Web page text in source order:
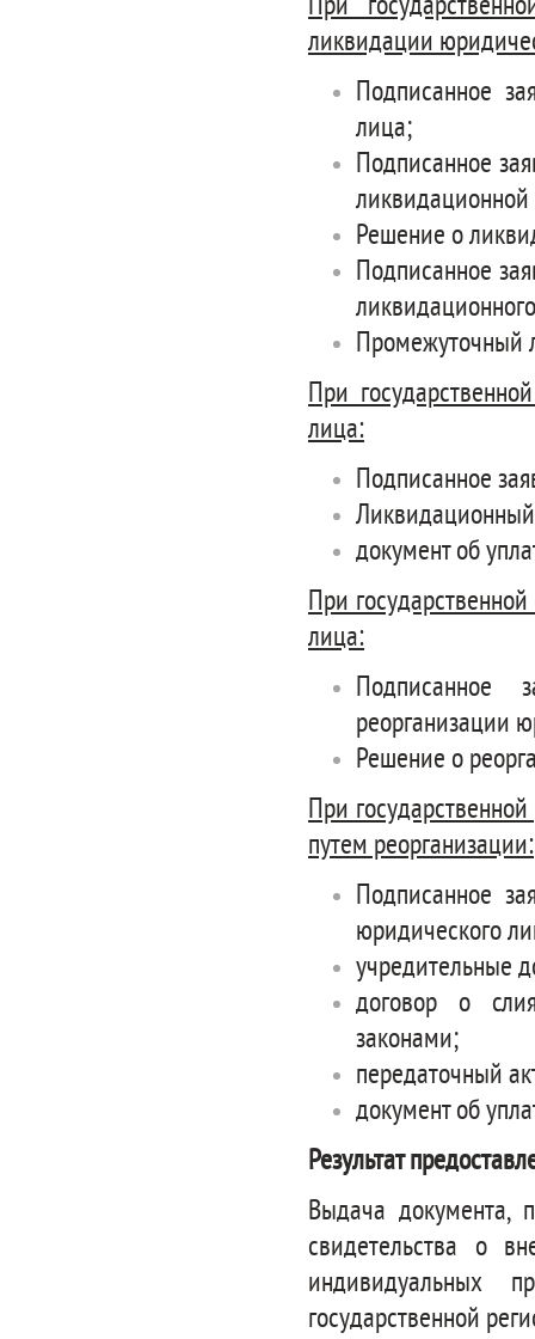
При
ликвидации
Подписанное
лица;
Подписанное
Решение о
Подписанное
Промежуточный
При
лица:
Подписанное
документ об
При
лица:
Подписанное
реорганизации
Решение о
При
путем реорганизации:
Подписанное
юридического
учредительные
договор о
законами;
передаточный
документ об
Результат
Выдача документа,
свидетельства о
индивидуальных
государственной